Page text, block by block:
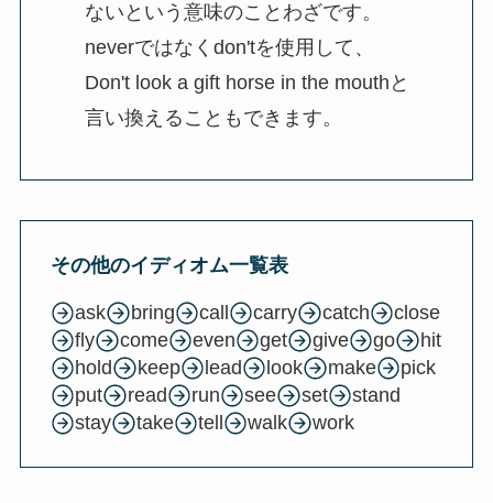
ないという意味のことわざです。
neverではなくdon'tを使用して、
Don't look a gift horse in the mouthと
言い換えることもできます。
その他のイディオム一覧表
ask bring call carry catch
close
fly
come even get give go
hit
hold
keep lead look make
pick
put
read run see set
stand
stay
take tell walk work